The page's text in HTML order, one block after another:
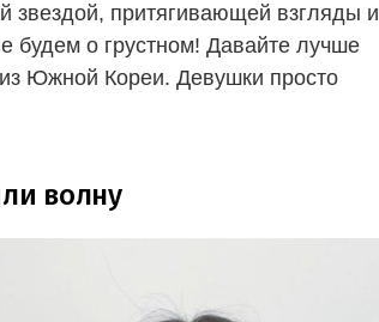
звездой, притягивающей взгляды и
о грустном! Давайте лучше
Южной Кореи. Девушки просто
волну